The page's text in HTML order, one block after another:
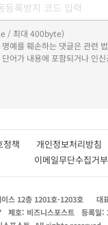
/ 최대 400byte)
예를 훼손하는 댓글은 관련
어가 내용에 포함되거나 인
정책 개인정보처리
이메일무단수집거부
스 12층 1201호-1203호 대
제호: 비즈니스포스트 등록일: